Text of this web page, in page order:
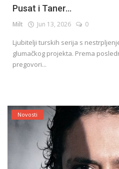
Pusat i Taner...
Milt Jun 13, 2026 0
Ljubitelji turskih serija s
glumačkog projekta. Prema
pregovori...
Novosti